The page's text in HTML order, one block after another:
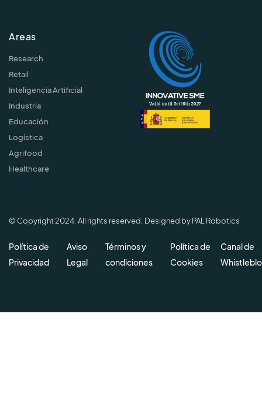
Areas
Research
Retail
Inteligencia Artificial
Industria
Educación
Logística
Agrifood
Healthcare
© Copyright 2024. All rights reserved. Designed by PAL Robotics
Política de
Privacidad
Aviso
Legal
Términos y
condiciones
Política de
Cookies
Canal de